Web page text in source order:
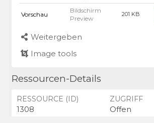
Vorschau
Bildschirm
Preview
201 KB
Weitergeben
Image tools
Ressourcen-Details
RESSOURCE (ID)
1308
ZUGRIFF
Offen